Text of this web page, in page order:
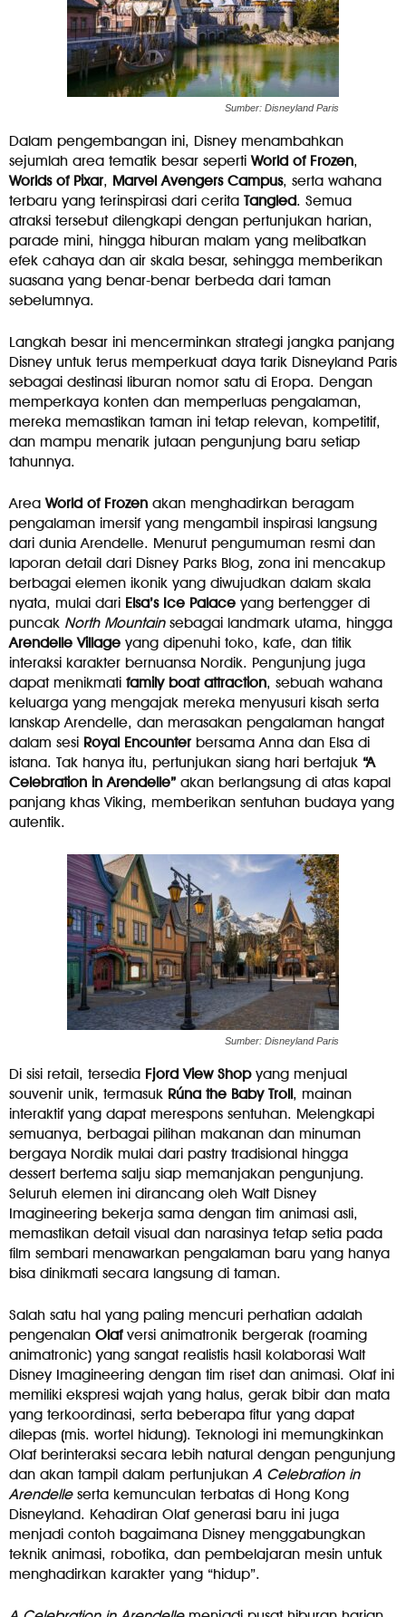
Sumber: Disneyland Paris
Dalam pengembangan ini, Disney menambahkan
sejumlah area tematik besar sepertiWorld of Frozen,
Worlds of Pixar, Marvel Avengers Campus, serta wahana
terbaru yang terinspirasi dari cerita Tangled. Semua
atraksi tersebut dilengkapi dengan pertunjukan harian,
parade mini, hingga hiburan malam yang melibatkan
efek cahaya dan air skala besar, sehingga memberikan
suasana yang benar-benar berbeda dari taman
sebelumnya.
Langkah besar ini mencerminkan strategi jangka panjang
Disney untuk terus memperkuat daya tarik Disneyland Paris
sebagai destinasi liburan nomor satu di Eropa. Dengan
memperkaya konten dan memperluas pengalaman,
mereka memastikan taman ini tetap relevan, kompetitif,
dan mampu menarik jutaan pengunjung baru setiap
tahunnya.
AreaWorld of Frozen akan menghadirkan beragam
pengalaman imersif yang mengambil inspirasi langsung
dari dunia Arendelle. Menurut pengumuman resmi dan
laporan detail dari Disney Parks Blog, zona ini mencakup
berbagai elemen ikonik yang diwujudkan dalam skala
nyata, mulai dari Elsa’s Ice Palace yang bertengger di
puncak North Mountainsebagai landmark utama, hingga
Arendelle Village yang dipenuhi toko, kafe, dan titik
interaksi karakter bernuansa Nordik. Pengunjung juga
dapat menikmati family boat attraction, sebuah wahana
keluarga yang mengajak mereka menyusuri kisah serta
lanskap Arendelle, dan merasakan pengalaman hangat
dalam sesi Royal Encounter bersama Anna dan Elsa di
istana. Tak hanya itu, pertunjukan siang hari bertajuk “A
Celebration in Arendelle” akan berlangsung di atas kapal
panjang khas Viking, memberikan sentuhan budaya yang
autentik.
Sumber: Disneyland Paris
Di sisi retail, tersedia Fjord View Shopyang menjual
souvenir unik, termasuk Rúna the Baby Troll, mainan
interaktif yang dapat merespons sentuhan. Melengkapi
semuanya, berbagai pilihan makanan dan minuman
bergaya Nordik mulai dari pastry tradisional hingga
dessert bertema salju siap memanjakan pengunjung.
Seluruh elemen ini dirancang oleh Walt Disney
Imagineering bekerja sama dengan tim animasi asli,
memastikan detail visual dan narasinya tetap setia pada
film sembari menawarkan pengalaman baru yang hanya
bisa dinikmati secara langsung di taman.
Salah satu hal yang paling mencuri perhatian adalah
pengenalan Olafversi animatronik bergerak (roaming
animatronic) yang sangat realistis hasil kolaborasi Walt
Disney Imagineering dengan tim riset dan animasi. Olaf ini
memiliki ekspresi wajah yang halus, gerak bibir dan mata
yang terkoordinasi, serta beberapa fitur yang dapat
dilepas (mis. wortel hidung). Teknologi ini memungkinkan
Olaf berinteraksi secara lebih natural dengan pengunjung
dan akan tampil dalam pertunjukan A Celebration in
Arendelleserta kemunculan terbatas di Hong Kong
Disneyland. Kehadiran Olaf generasi baru ini juga
menjadi contoh bagaimana Disney menggabungkan
teknik animasi, robotika, dan pembelajaran mesin untuk
menghadirkan karakter yang “hidup”.